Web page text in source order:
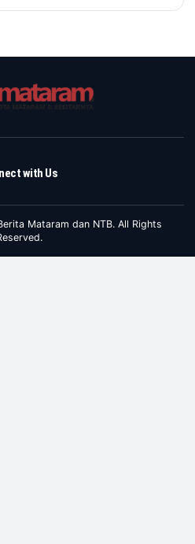
with Us
Mataram dan NTB. All Rights